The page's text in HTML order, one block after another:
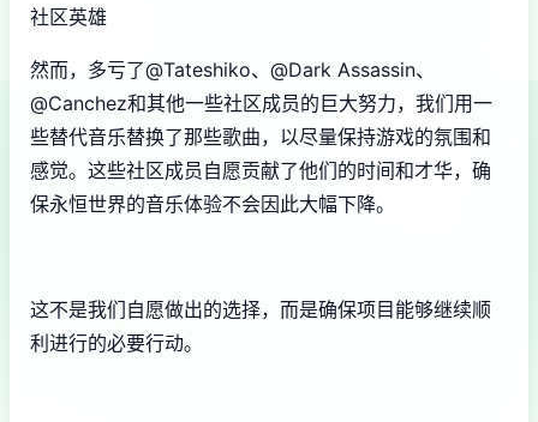
社区英雄
然而，多亏了@Tateshiko、@Dark Assassin、
@Canchez和其他一些社区成员的巨大努力，我们用一
些替代音乐替换了那些歌曲，以尽量保持游戏的氛围和
感觉。这些社区成员自愿贡献了他们的时间和才华，确
保永恒世界的音乐体验不会因此大幅下降。
这不是我们自愿做出的选择，而是确保项目能够继续顺
利进行的必要行动。